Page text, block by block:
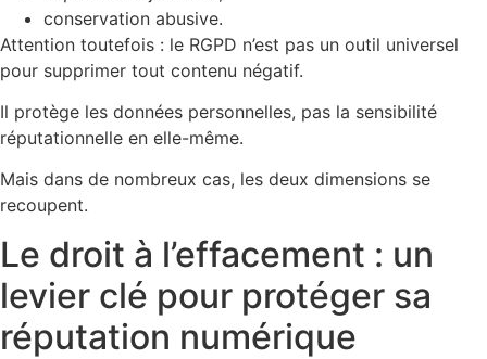
conservation abusive.
Attention toutefois : le RGPD n’est pas un outil universel
pour supprimer tout contenu négatif.
Il protège les données personnelles, pas la sensibilité
réputationnelle en elle-même.
Mais dans de nombreux cas, les deux dimensions se
recoupent.
Le droit à l’effacement : un
levier clé pour protéger sa
réputation numérique